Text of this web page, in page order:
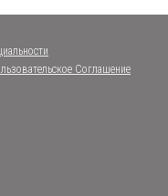
Соглашение